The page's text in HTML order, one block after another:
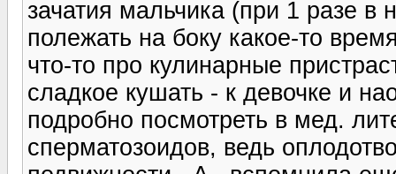
зачатия мальчика (при 1 разе
полежать на боку какое-то
что-то про кулинарные
сладкое кушать - к девочке и
подробно посмотреть в мед.
сперматозоидов, ведь